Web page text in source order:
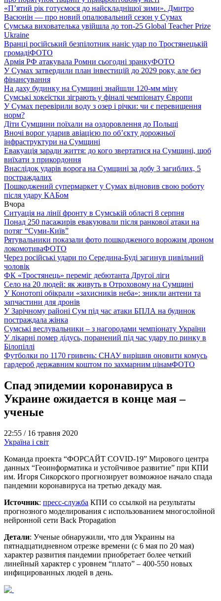
«П’ятий рік готуємося до найскладнішої зими». Дмитро
Васюнін — про новий опалювальний сезон у Сумах
Сумська вихователька увійшла до топ-25 Global Teacher Prize
Ukraine
Вранці російський безпілотник наніс удар по Тростянецькій
громадіФОТО
Армія РФ атакувала Ромни сьогодні зранкуФОТО
У Сумах затвердили план інвестицій до 2029 року, але без
фінансування
На даху будинку на Сумщині знайшли 120-мм міну
Сумські хокеїстки зіграють у фіналі чемпіонату Європи
У Сумах перевірили воду з озер і річки: чи є перевищення
норм?
Діти Сумщини поїхали на оздоровлення до Польщі
Вночі ворог ударив авіацією по обʼєкту дорожньої
інфраструктури на Сумщині
Евакуація заради життя: до кого звертатися на Сумщині, щоб
виїхати з прикордоння
Внаслідок ударів ворога на Сумщині за добу 3 загиблих, 5
постраждалих
Пошкоджений супермаркет у Сумах відновив свою роботу
після удару КАБом
Вчора
Ситуація на лінії фронту в Сумській області 8 серпня
Понад 250 пасажирів евакуювали після ранкової атаки на
потяг “Суми-Київ”
Рятувальники показали фото пошкодженого ворожим дроном
локомотиваФОТО
Через російські удари по Середина-Буді загинув цивільний
чоловік
ФК «Тростянець» переміг дебютанта Другої ліги
Село на 20 людей: як живуть в Отроховому на Сумщині
У Конотопі обікрали «захисників неба»: зникли антени та
запчастини для дронів
У Зарічному районі Сум під час атаки БПЛА на будинок
постраждала жінка
Сумські веслувальники – з нагородами чемпіонату України
У лікарні помер дідусь, поранений під час удару по ринку в
Білопіллі
Футболки по 1170 гривень: СНАУ вирішив оновити комусь
гардероб державним коштом по захмарним цінамФОТО
Спад эпидемии коронавируса в
Украине ожидается в конце мая –
ученые
22:55 / 16 травня 2020
Україна і світ
Команда проекта “ФОРСАЙТ COVID-19” Мирового центра
данных “Геоинформатика и устойчивое развитие” при КПИ
им. Игоря Сикорского прогнозирует возможное начало спада
пандемии коронавируса на третью декаду мая.
Источник: пресс-служба КПИ со ссылкой на результаты
прогнозного моделирования с использованием многослойной
нейронной сети Back Propagation
Детали: Ученые обнаружили, что для Украины на
пятнадцатидневном отрезке времени (с 6 мая по 20 мая)
характер развития пандемии приобретает более четкий
линейный характер с уровнем “плато” – 400-550 новых
инфицированных людей в день.